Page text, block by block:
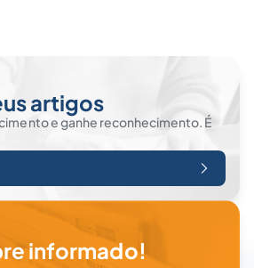
artigos
e ganhe reconhecimento. É
informado!